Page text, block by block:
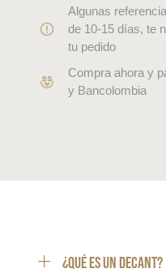
Algunas
de 10-15 días, te
tu pedido
Compra ahora y
y Bancolombia
¿Qué es un decant?